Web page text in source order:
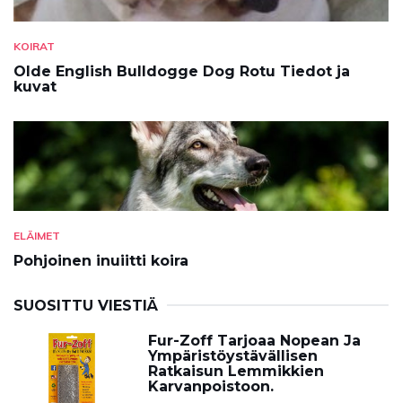
KOIRAT
Olde English Bulldogge Dog Rotu Tiedot ja
kuvat
ELÄIMET
Pohjoinen inuiitti koira
SUOSITTU VIESTIÄ
Fur-Zoff Tarjoaa Nopean Ja
Ympäristöystävällisen
Ratkaisun Lemmikkien
Karvanpoistoon.